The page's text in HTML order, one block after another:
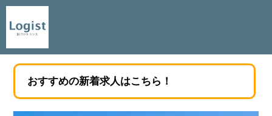
おすすめの新着求人はこちら！